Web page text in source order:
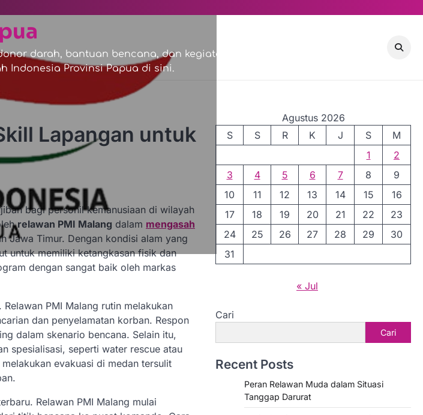
darah, bantuan bencana, dan kegiatan sosial di
Indonesia Provinsi Papua di sini.
Lapangan untuk
bagi personil kemanusiaan di wilayah
relawan PMI Malang dalam mengasah
Jawa Timur. Dengan kondisi alam yang
untuk memiliki ketangkasan fisik dan
dengan sangat baik oleh markas
PMI Malang rutin melakukan
dan penyelamatan korban. Respon
dalam skenario bencana. Selain itu,
spesialisasi, seperti water rescue atau
evakuasi di medan tersulit
Relawan PMI Malang mulai
Agustus 2026
S
S R K J S
M
1
2
3
4 5 6 7 8
9
10
11 12 13 14 15
16
17
18 19 20 21 22
23
24
25 26 27 28 29
30
31
« Jul
Cari
Cari
Recent Posts
Peran Relawan Muda dalam Situasi
Tanggap Darurat